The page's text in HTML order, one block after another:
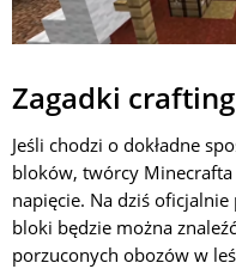
Zagadki
Jeśli chodzi o dokładne
bloków, twórcy
napięcie. Na dziś
bloki będzie można
porzuconych obozów w